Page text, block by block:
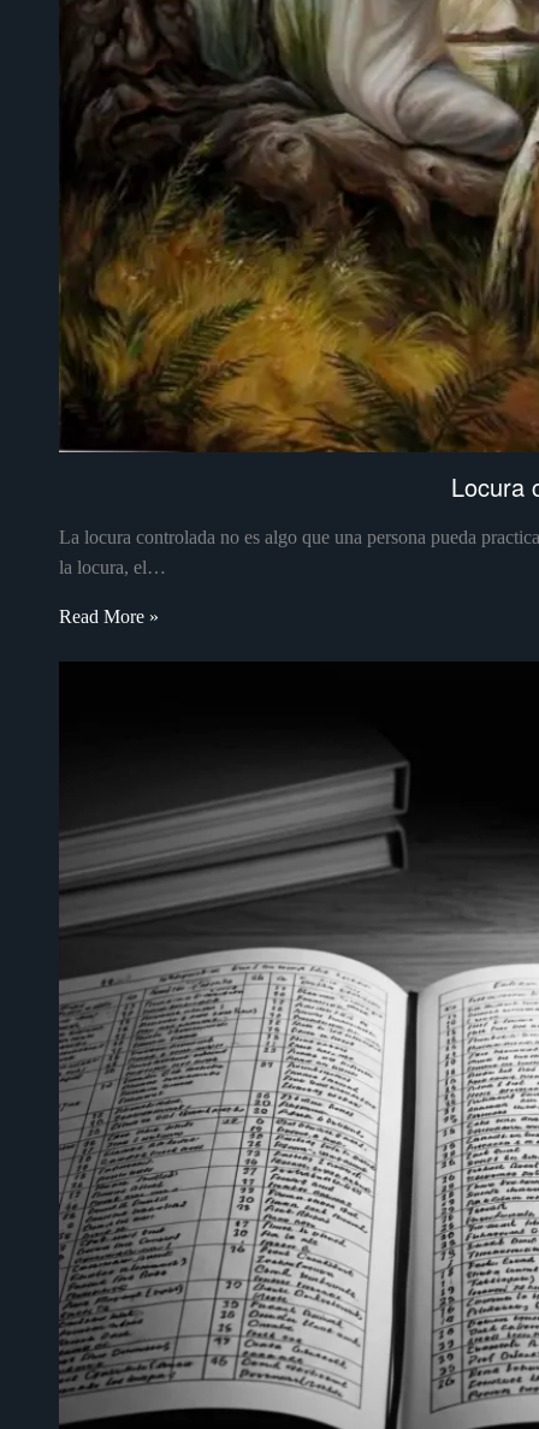
Locura
La locura controlada no es algo que una persona pueda
la locura, el…
Read More »